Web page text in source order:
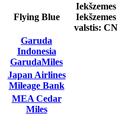
Flying Blue
Iekšzemes
Iekšzemes
valstis: CN
Garuda
Indonesia
GarudaMiles
Japan Airlines
Mileage Bank
MEA Cedar
Miles